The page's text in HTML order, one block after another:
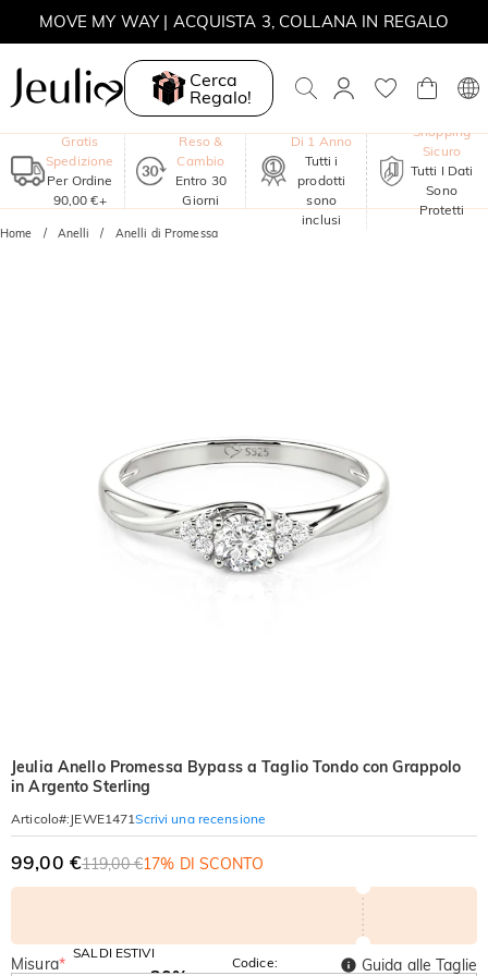
MOVE MY WAY | ACQUISTA 3, COLLANA IN REGALO
Cerca
Regalo!
Gratis
Spedizione
Per Ordine
90,00 €+
Reso &
Cambio
Entro 30
Giorni
Di 1 Anno
Tutti i
prodotti
sono
inclusi
Shopping
Sicuro
Tutti I Dati
Sono
Protetti
Home Anelli Anelli di Promessa
Jeulia Anello Promessa Bypass a Taglio Tondo con Grappolo
in Argento Sterling
Articolo#: JEWE1471Scrivi una recensione
99,00 €119,00 €17% DI SCONTO
SALDI ESTIVI
Codice:
Misura*
Guida alle Taglie